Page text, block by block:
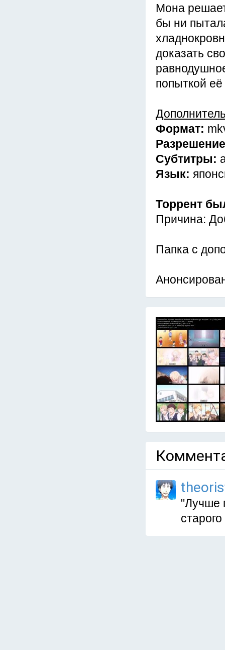
Мона
бы ни
доказать
попыткой
Формат:
Субтитры:
Язык:
Торрент
Причина:
Папка с
"Лучше